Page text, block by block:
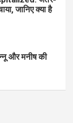
जानिए क्या है
और मनीष की